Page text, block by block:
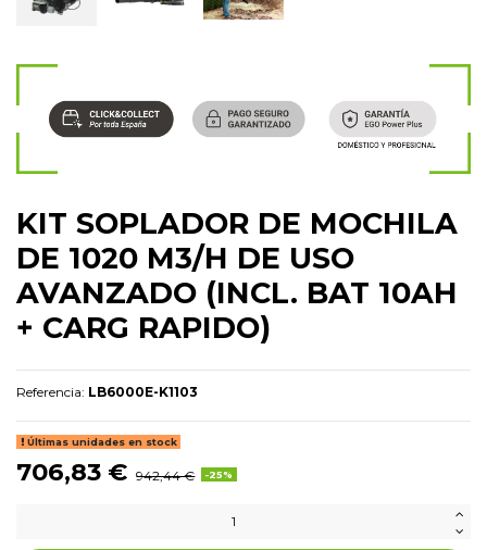
KIT SOPLADOR DE MOCHILA
DE 1020 M3/H DE USO
AVANZADO (INCL. BAT 10AH
+ CARG RAPIDO)
Referencia: LB6000E-K1103
Últimas unidades en stock
706,83 € 942,44 € -25%